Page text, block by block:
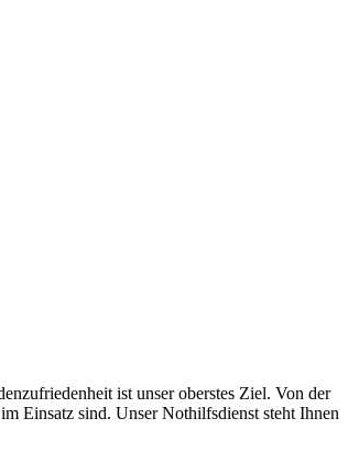
ist unser oberstes Ziel. Von der
Einsatz sind. Unser Nothilfsdienst steht Ihnen